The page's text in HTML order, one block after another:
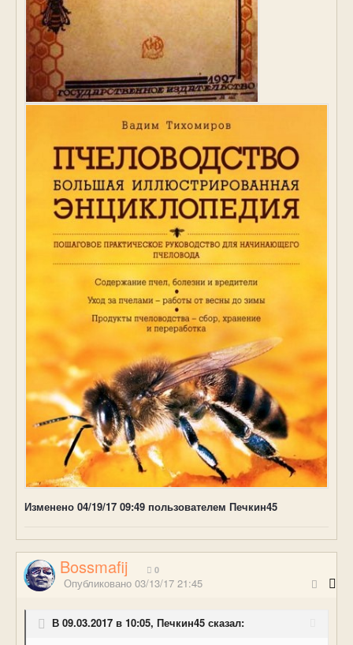
Изменено 04/19/17 09:49 пользователем Печкин45
Bossmafij 0
Опубликовано 03/13/17 21:45
В 09.03.2017 в 10:05, Печкин45 сказал: